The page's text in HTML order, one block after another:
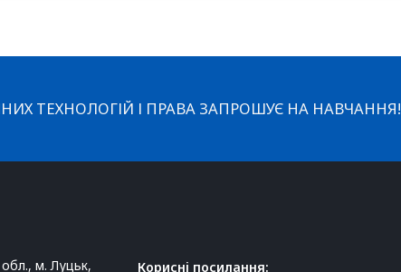
ТЕХНОЛОГІЙ І ПРАВА ЗАПРОШУЄ НА НАВЧАННЯ!
м. Луцьк, Корисні посилання: